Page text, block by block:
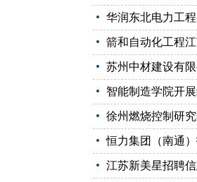
华润东北电力工
箭和自动化工程
苏州中材建设有
智能制造学院开
徐州燃烧控制研
恒力集团（南通
江苏新美星招聘